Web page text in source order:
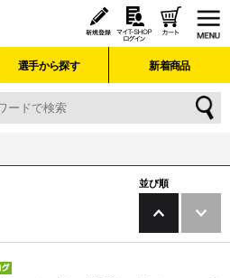
選手から探す 新着商品
並び順